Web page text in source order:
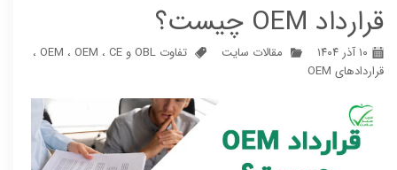
قرارداد OEM چیست؟
۱۰ آذر ۱۴۰۴ مقالات سایت تفاوت OBL و OEM ، OEM ، CE
،
قراردادهای OEM